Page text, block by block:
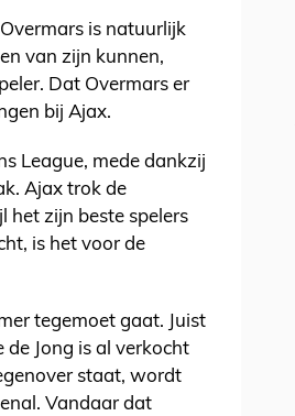
is natuurlijk
van zijn kunnen,
Dat Overmars er
bij Ajax.
League, mede dankzij
Ajax trok de
het zijn beste spelers
is het voor de
tegemoet gaat. Juist
Jong is al verkocht
staat, wordt
Vandaar dat